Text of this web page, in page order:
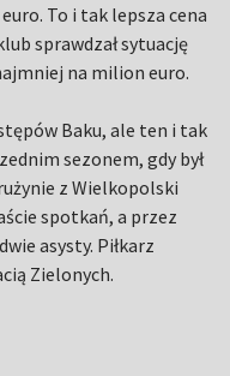
To i tak lepsza cena
sprawdzał sytuację
na milion euro.
Baku, ale ten i tak
sezonem, gdy był
z Wielkopolski
spotkań, a przez
asysty. Piłkarz
Zielonych.